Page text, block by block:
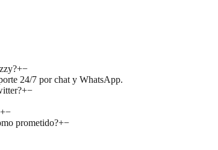
+−
24/7 por chat y WhatsApp.
+−
+−
prometido?+−